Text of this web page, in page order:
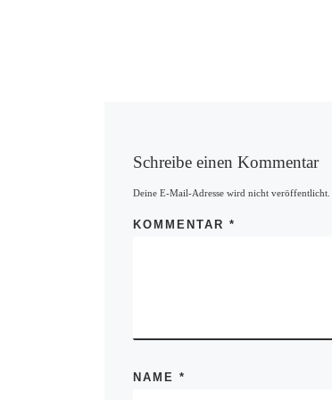
Schreibe einen Kommentar
Deine E-Mail-Adresse wird nicht veröffentlicht.
KOMMENTAR*
NAME*